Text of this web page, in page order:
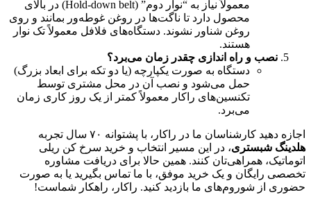
معمولاً نیاز به “نوار دوم” (Hold-down belt) در بالای
محصول دارد تا ناگت‌ها در روغن غوطه‌ور بمانند و روی
روغن شناور نشوند. دستگاه‌های فلافل معمولاً تک نوار
هستند.
نصب و راه اندازی چقدر زمان می‌برد؟
دستگاه به صورت یکپارچه (یا دو تکه برای ابعاد بزرگ)
حمل می‌شود و نصب آن در محل مشتری توسط
تکنسین‌های راکار معمولاً کمتر از یک روز کاری زمان
می‌برد.
اجازه دهید کارشناسان ما در راکار، با پشتوانه ۷۰ سال تجربه
هلدینگ شبستری، در این مسیر انتخاب و خرید سرخ کن ریلی
اتوماتیک، همراهی‌تان کنند. همین حالا برای دریافت مشاوره
تخصصی رایگان و یک خرید موفق، با ما تماس بگیرید یا به صورت
حضوری از شوروم‌های ما بازدید کنید. راکار، راهکار شماست!